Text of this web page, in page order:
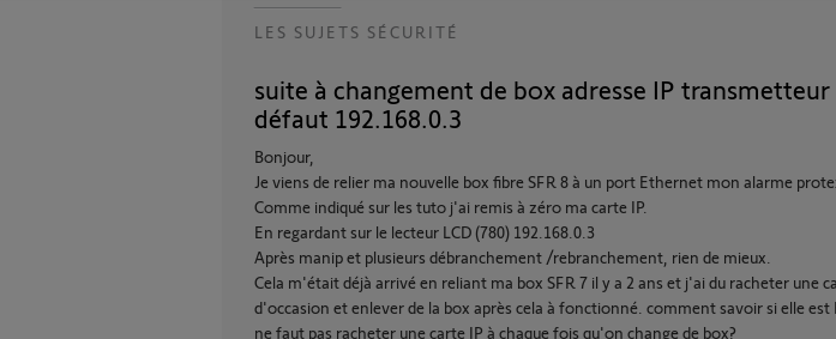
LES SUJETS SÉCURITÉ
suite à changement de box adresse IP
défaut 192.168.0.3
Bonjour,
Je viens de relier ma nouvelle box fibre SFR 8 à un port Ethernet mon alarme
Comme indiqué sur les tuto j'ai remis à zéro ma carte IP.
En regardant sur le lecteur LCD (780) 192.168.0.3
Après manip et plusieurs débranchement /rebranchement, rien de mieux.
Cela m'était déjà arrivé en reliant ma box SFR 7 il y a 2 ans et j'ai du racheter une
d'occasion et enlever de la box après cela à fonctionné. comment savoir si elle est
ne faut pas racheter une carte IP à chaque fois qu'on change de box?